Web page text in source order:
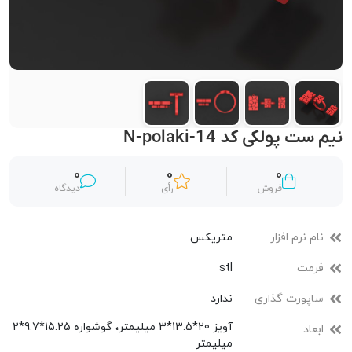
نیم ست پولکی کد N-polaki-14
0
فروش
0
رأی
0
دیدگاه
نام نرم افزار متریکس
فرمت stl
ساپورت گذاری ندارد
ابعاد
آویز 20*13.5*3 میلیمتر، گوشواره 15.25*9.7*2
میلیمتر